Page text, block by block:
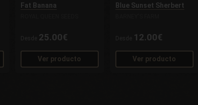
Fat Banana
Desde 25.00€
Ver producto
Blue Sunset Sherbert
Desde 12.00€
Ver producto